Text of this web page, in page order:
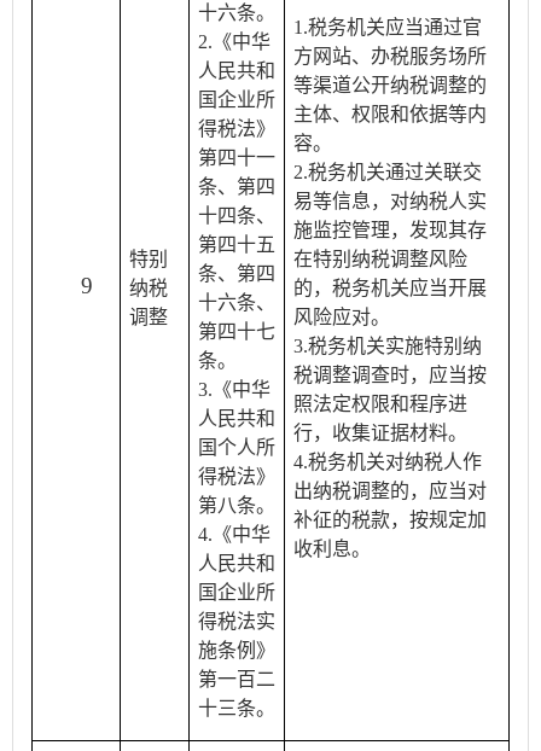
9
特别
纳税
调整
十六条。
2.《中华
人民共和
国企业所
得税法》
第四十一
条、第四
十四条、
第四十五
条、第四
十六条、
第四十七
条。
3.《中华
人民共和
国个人所
得税法》
第八条。
4.《中华
人民共和
国企业所
得税法实
施条例》
第一百二
十三条。
1.税务机关应当通过官
方网站、办税服务场所
等渠道公开纳税调整的
主体、权限和依据等内
容。
2.税务机关通过关联交
易等信息，对纳税人实
施监控管理，发现其存
在特别纳税调整风险
的，税务机关应当开展
风险应对。
3.税务机关实施特别纳
税调整调查时，应当按
照法定权限和程序进
行，收集证据材料。
4.税务机关对纳税人作
出纳税调整的，应当对
补征的税款，按规定加
收利息。